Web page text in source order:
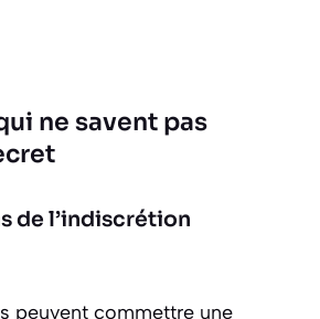
ne savent pas
de l’indiscrétion
peuvent commettre une